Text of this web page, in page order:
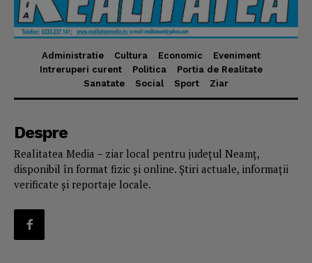
Administratie Cultura Economic
Eveniment
Intreruperi curent
Politica
Portia de Realitate
Sanatate
Social Sport Ziar
Despre
Realitatea Media – ziar local pentru județul Neamț,
disponibil în format fizic și online. Știri actuale, informații
verificate și reportaje locale.